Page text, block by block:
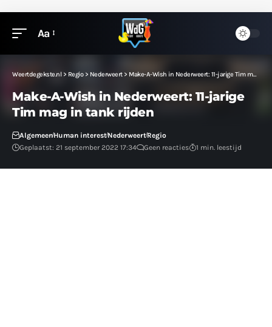
Aa
Weertdegekste.nl> Regio> Nederweert> Make-A-Wish in Nederweert: 11-jarige Tim mag in tank rijden
Make-A-Wish in Nederweert: 11-jarige
Tim mag in tank rijden
AlgemeenHuman interestNederweertRegio
Geplaatst: 21 september 2022 17:34
Geen reacties 1 min. leestijd